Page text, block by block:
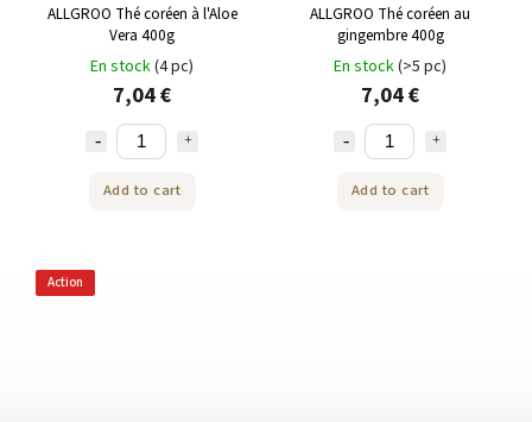
ALLGROO Thé coréen à l'Aloe
Vera 400g
En stock(4 pc)
7,04 €
Add to cart
ALLGROO Thé coréen au
gingembre 400g
En stock(>5 pc)
7,04 €
Add to cart
Action